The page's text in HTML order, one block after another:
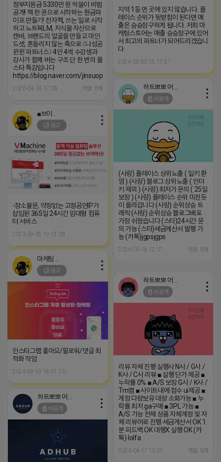
정부지원금 5330만 원 싹쓸이 비법
공개! 책 한 권으로 시작하는 현금파
이프 만들기! 전자책, 쓰는 일로 시작
하고 노트북LM, 지식을 자산으로
캔바, 브랜드의 얼굴을 만들고 마인
드셋, 흔들리지 않는 축으로 〈나성공
윈윈 파트너스〉 4인 4색 수강생과
강사가 함께 버는 구조 단 한 번의 올
스타 특강입니다
https://blog.naver.com/jinsuopen/224252572730
2026-04-18 17:28 댓글: 0개
지역 1등 먼 곳에 있지 않습니다. 플
레이스 순위가 뒷받침이 된다면 매
출은 승승장구하게 됩니다. 저희 마
케팅스토어는 매출 승승장구에 있어
서 최고의 파트너가 되어드리겠습니
다.
2024-09-20 15:17:27
비공개
(사랑) 플레이스 상위노출 ( 일키 환
영 ) (사랑) 블로그 상위노출 ( 언더
키 제외 ) (사랑) 최저가 문의 ( 25일
보장 ) (사랑) 플레이스 순위 미친듯
이 올라갑니다 (사랑) 순위상승 트
래픽 (사랑) 순위상승 블로그배포
가장 쉬웠습니다 (스타)24시간 문
의 가능 (스타)세금계산서 발행 가
능 (카톡)jgpsjgps
2026-04-18 12:57 댓글: 0개
광고
-장소불문, 약정없는 고정공인IP가
삽입된 365일 24시간 임대형 컴퓨
터 서비스
2023-09-05 19:01:58
광고
인스타그램 좋아요/팔로워/댓글 최
적화 작업
2024-09-19 18:51:20
비공개
리뷰 자체 진행 실행사 N사 / G사 /
K사 / C사 리뷰 ■ 실행 단가 제공 ■
누락률 0% ■ A/S 보장 G사 / K사 /
Tm맵 ■ 사이트내에 접수 ui제공 ■
계정 다량보유 대량 소화가능 ■ 누
락률 최저 ga구매 ■ 3PL 가능 ■
A/S 가능 전체 상품 자체계정 및 자
체 리뷰어로 진행 세금계산서 OK 1
분 피드백 OK 대행X 실행 OK (카
톡) lolfa
2026-04-17 15:25 댓글: 0개
비공개